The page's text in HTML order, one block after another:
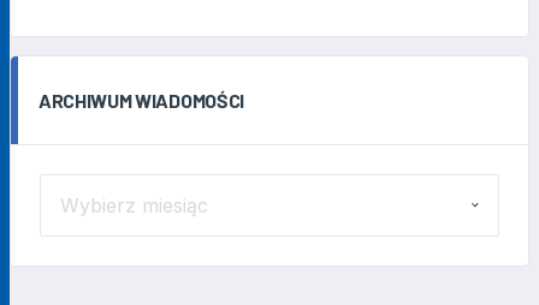
ARCHIWUM WIADOMOŚCI
WIADOMOŚCI